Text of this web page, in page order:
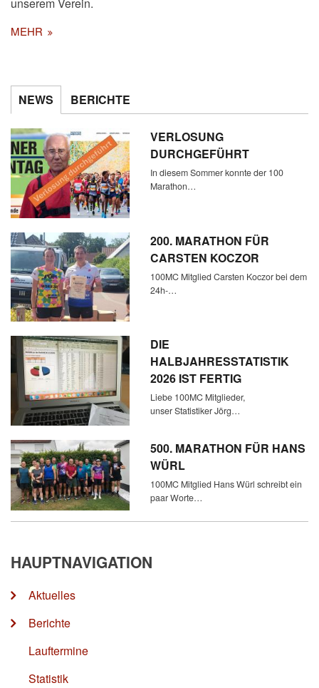
unserem Verein.
MEHR
NEWS BERICHTE
VERLOSUNG
DURCHGEFÜHRT
In diesem Sommer konnte der 100
Marathon…
200. MARATHON FÜR
CARSTEN KOCZOR
100MC Mitglied Carsten Koczor bei dem
24h-…
DIE
HALBJAHRESSTATISTIK
2026 IST FERTIG
Liebe 100MC Mitglieder,
unser Statistiker Jörg…
500. MARATHON FÜR HANS
WÜRL
100MC Mitglied Hans Würl schreibt ein
paar Worte…
HAUPTNAVIGATION
Aktuelles
Berichte
Lauftermine
Statistik